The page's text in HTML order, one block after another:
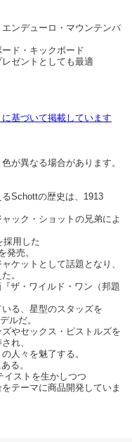
ンデューロ・マウンテンバ
ド・キックボード
ゼントとしても最適
基づいて掲載しています
が異なる場合があります。
Schottの歴史は、1913
ック・ショットの兄弟によ
採用した
発売。
ケットとして話題となり、
。
ザ・ワイルド・ワン（邦題
る、星型のスタッズを
ルだ。
やセックス・ピストルズを
れ、
人々を魅了する。
る。
ストを生かしつつ
テーマに商品開発していま